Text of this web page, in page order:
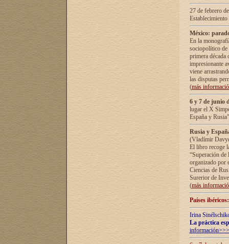
27 de febrero
México:
En la
sociopolítico de
primera década
impresionante
viene
las disputas
(más
6 y 7 de junio
lugar el X
España y
Rusia y
(Vladímir
El libro recoge
“Superación
organizado por
Ciencias de
Surerior de
(más
Países
Irina
La práctica
información>>>